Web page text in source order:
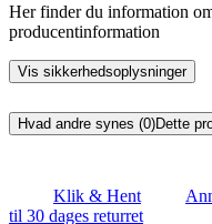
Her finder du information
producentinformation
Vis sikkerhedsoplysninger
Hvad andre synes (0)Dette
Klik & Hent
til 30 dages returret